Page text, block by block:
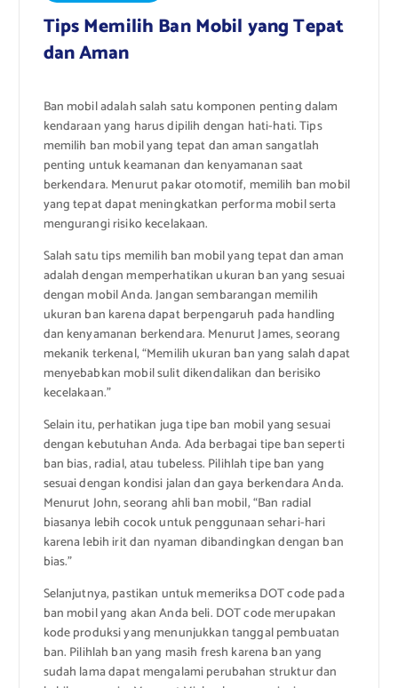
Tips Memilih Ban Mobil yang Tepat
dan Aman
Ban mobil adalah salah satu komponen penting dalam
kendaraan yang harus dipilih dengan hati-hati. Tips
memilih ban mobil yang tepat dan aman sangatlah
penting untuk keamanan dan kenyamanan saat
berkendara. Menurut pakar otomotif, memilih ban mobil
yang tepat dapat meningkatkan performa mobil serta
mengurangi risiko kecelakaan.
Salah satu tips memilih ban mobil yang tepat dan aman
adalah dengan memperhatikan ukuran ban yang sesuai
dengan mobil Anda. Jangan sembarangan memilih
ukuran ban karena dapat berpengaruh pada handling
dan kenyamanan berkendara. Menurut James, seorang
mekanik terkenal, “Memilih ukuran ban yang salah dapat
menyebabkan mobil sulit dikendalikan dan berisiko
kecelakaan.”
Selain itu, perhatikan juga tipe ban mobil yang sesuai
dengan kebutuhan Anda. Ada berbagai tipe ban seperti
ban bias, radial, atau tubeless. Pilihlah tipe ban yang
sesuai dengan kondisi jalan dan gaya berkendara Anda.
Menurut John, seorang ahli ban mobil, “Ban radial
biasanya lebih cocok untuk penggunaan sehari-hari
karena lebih irit dan nyaman dibandingkan dengan ban
bias.”
Selanjutnya, pastikan untuk memeriksa DOT code pada
ban mobil yang akan Anda beli. DOT code merupakan
kode produksi yang menunjukkan tanggal pembuatan
ban. Pilihlah ban yang masih fresh karena ban yang
sudah lama dapat mengalami perubahan struktur dan